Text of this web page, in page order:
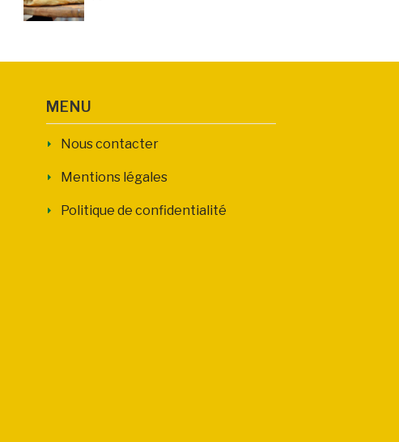
MENU
Nous contacter
Mentions légales
Politique de confidentialité